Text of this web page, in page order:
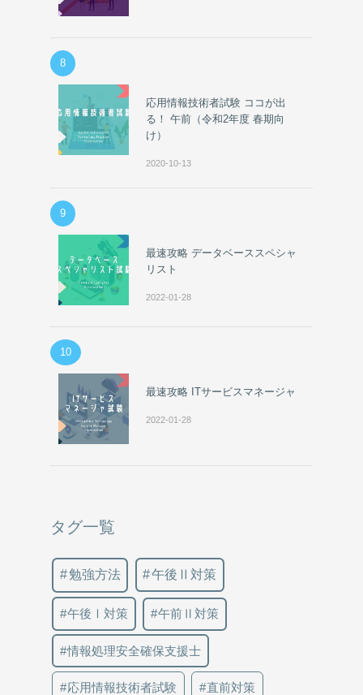
8
応用情報技術者試験 ココが出
る！ 午前（令和2年度 春期向
け）
2020-10-13
9
最速攻略 データベーススペシャ
リスト
2022-01-28
10
最速攻略 ITサービスマネージャ
2022-01-28
タグ一覧
勉強方法 午後Ⅱ対策
午後Ⅰ対策 午前Ⅱ対策
情報処理安全確保支援士
応用情報技術者試験 直前対策